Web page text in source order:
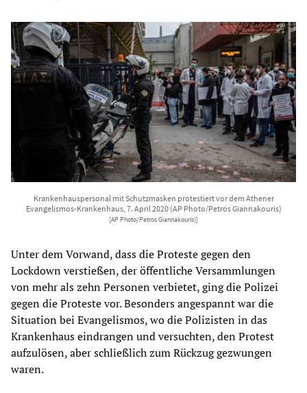
Krankenhauspersonal mit Schutzmasken protestiert vor dem Athener
Evangelismos-Krankenhaus, 7. April 2020 (AP Photo/Petros Giannakouris)
[AP Photo/Petros Giannakouris)]
Unter dem Vorwand, dass die Proteste gegen den
Lockdown verstießen, der öffentliche Versammlungen
von mehr als zehn Personen verbietet, ging die Polizei
gegen die Proteste vor. Besonders angespannt war die
Situation bei Evangelismos, wo die Polizisten in das
Krankenhaus eindrangen und versuchten, den Protest
aufzulösen, aber schließlich zum Rückzug gezwungen
waren.